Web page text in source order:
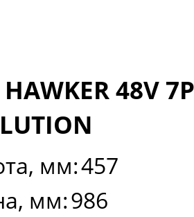
48V
мм:457
мм:986